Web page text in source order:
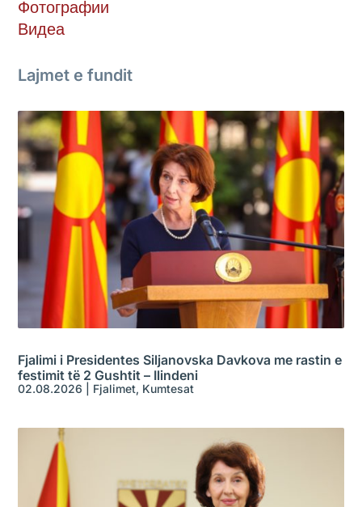
Фотографии
Видеа
Lajmet e fundit
Fjalimi i Presidentes Siljanovska Davkova me rastin e
festimit të 2 Gushtit – Ilindeni
02.08.2026 Fjalimet, Kumtesat